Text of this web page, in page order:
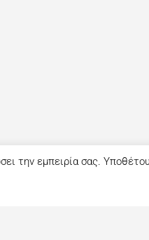
την εμπειρία σας.